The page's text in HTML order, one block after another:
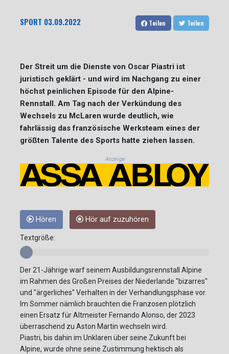
SPORT 03.09.2022 Teilen Teilen
Der Streit um die Dienste von Oscar Piastri ist
juristisch geklärt - und wird im Nachgang zu einer
höchst peinlichen Episode für den Alpine-
Rennstall. Am Tag nach der Verkündung des
Wechsels zu McLaren wurde deutlich, wie
fahrlässig das französische Werksteam eines der
größten Talente des Sports hatte ziehen lassen.
Anzeige
Hören Hör auf zuzuhören
Textgröße:
Der 21-Jährige warf seinem Ausbildungsrennstall Alpine
im Rahmen des Großen Preises der Niederlande "bizarres"
und "ärgerliches" Verhalten in der Verhandlungsphase vor.
Im Sommer nämlich brauchten die Franzosen plötzlich
einen Ersatz für Altmeister Fernando Alonso, der 2023
überraschend zu Aston Martin wechseln wird.
Piastri, bis dahin im Unklaren über seine Zukunft bei
Alpine, wurde ohne seine Zustimmung hektisch als